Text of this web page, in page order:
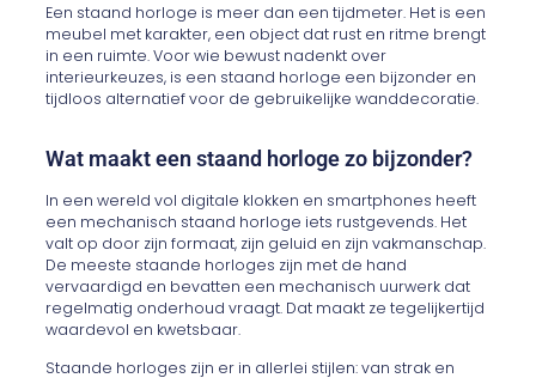
Een staand horloge is meer dan een tijdmeter. Het is een
meubel met karakter, een object dat rust en ritme brengt
in een ruimte. Voor wie bewust nadenkt over
interieurkeuzes, is een staand horloge een bijzonder en
tijdloos alternatief voor de gebruikelijke wanddecoratie.
Wat maakt een staand horloge zo bijzonder?
In een wereld vol digitale klokken en smartphones heeft
een mechanisch staand horloge iets rustgevends. Het
valt op door zijn formaat, zijn geluid en zijn vakmanschap.
De meeste staande horloges zijn met de hand
vervaardigd en bevatten een mechanisch uurwerk dat
regelmatig onderhoud vraagt. Dat maakt ze tegelijkertijd
waardevol en kwetsbaar.
Staande horloges zijn er in allerlei stijlen: van strak en